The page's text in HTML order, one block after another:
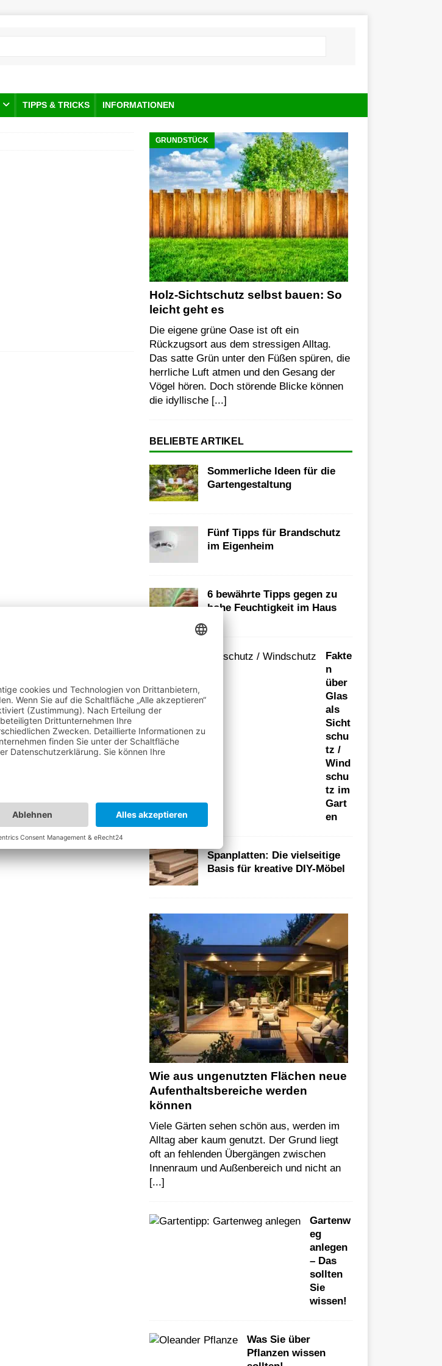
TIPPS & TRICKS INFORMATIONEN
GRUNDSTÜCK
Holz-Sichtschutz selbst bauen: So
leicht geht es
Die eigene grüne Oase ist oft ein
Rückzugsort aus dem stressigen Alltag.
Das satte Grün unter den Füßen spüren, die
herrliche Luft atmen und den Gesang der
Vögel hören. Doch störende Blicke können
die idyllische [...]
BELIEBTE ARTIKEL
Sommerliche Ideen für die
Gartengestaltung
Fünf Tipps für Brandschutz
im Eigenheim
6 bewährte Tipps gegen zu
hohe Feuchtigkeit im Haus
Fakte
n
über
Glas
als
Sicht
schu
tz /
Wind
schu
tz im
Gart
en
Spanplatten: Die vielseitige
Basis für kreative DIY-Möbel
Wie aus ungenutzten Flächen neue
Aufenthaltsbereiche werden
können
Viele Gärten sehen schön aus, werden im
Alltag aber kaum genutzt. Der Grund liegt
oft an fehlenden Übergängen zwischen
Innenraum und Außenbereich und nicht an
[...]
Gartenw
eg
anlegen
– Das
sollten
Sie
wissen!
Was Sie über
Pflanzen wissen